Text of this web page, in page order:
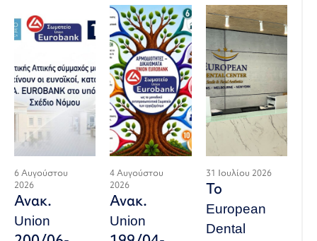
6 Αυγούστου
2026
Ανακ.
Union
4 Αυγούστου
2026
Ανακ.
Union
31 Ιουλίου 2026
Το
European
Dental